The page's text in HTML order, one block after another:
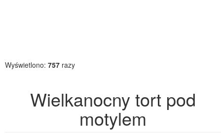
Wyświetlono: 757 razy
Wielkanocny tort pod
motylem